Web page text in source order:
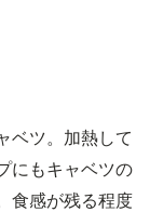
ベツ。加熱して
にもキャベツの
食感が残る程度